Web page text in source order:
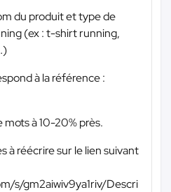
du produit et type de
(ex : t-shirt running,
à la référence :
à 10-20% près.
à réécrire sur le lien suivant
s/gm2aiwiv9ya1riv/Descri